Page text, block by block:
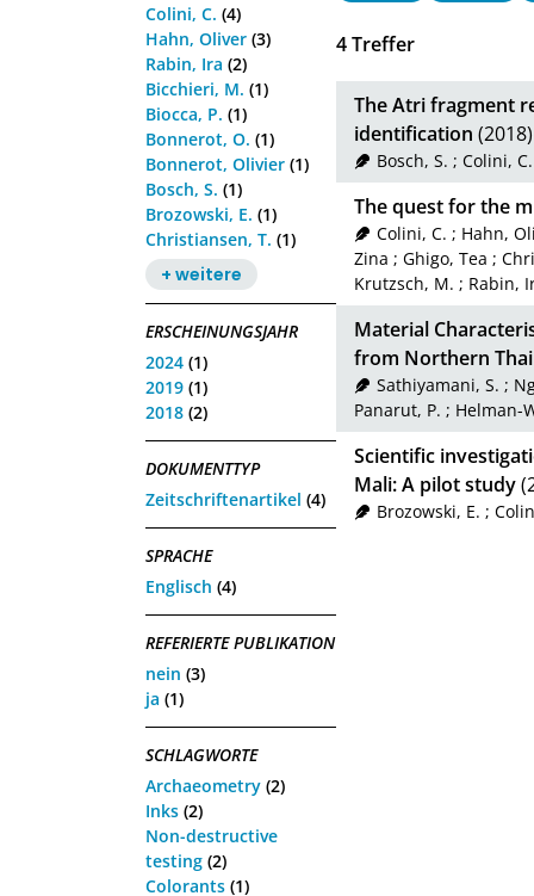
Colini, C. (4)
Hahn, Oliver (3)
Rabin, Ira (2)
Bicchieri, M. (1)
Biocca, P. (1)
Bonnerot, O. (1)
Bonnerot, Olivier (1)
Bosch, S. (1)
Brozowski, E. (1)
Christiansen, T. (1)
+ weitere
ERSCHEINUNGSJAHR
2024 (1)
2019 (1)
2018 (2)
DOKUMENTTYP
Zeitschriftenartikel (4)
SPRACHE
Englisch (4)
REFERIERTE PUBLIKATION
nein (3)
ja (1)
SCHLAGWORTE
Archaeometry (2)
Inks (2)
Non-destructive
testing (2)
Colorants (1)
4Treffer
The Atri fragment
identification (2018)
Bosch, S. ; Colini, C.
The quest for the
Colini, C. ; Hahn,
Zina ; Ghigo, Tea ;
Krutzsch, M. ; Rabin,
Material
from Northern
Sathiyamani, S. ;
Panarut, P. ; Helman-
Scientific
Mali: A pilot study
Brozowski, E. ;